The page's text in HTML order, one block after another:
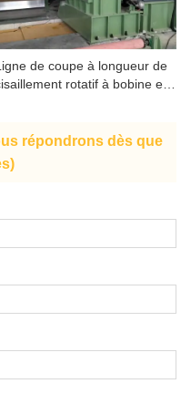
de coupe à longueur de
rotatif à bobine en
répondrons dès que